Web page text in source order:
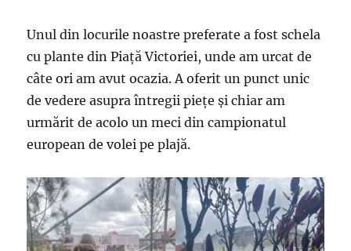
Unul din locurile noastre preferate a fost schela
cu plante din Piață Victoriei, unde am urcat de
câte ori am avut ocazia. A oferit un punct unic
de vedere asupra întregii piețe și chiar am
urmărit de acolo un meci din campionatul
european de volei pe plajă.